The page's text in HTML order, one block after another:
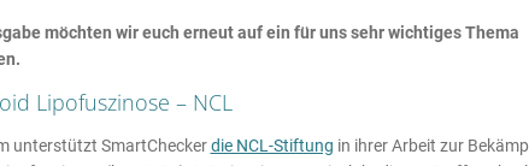
möchten wir euch erneut auf ein für uns sehr wichtiges Thema
Lipofuszinose – NCL
unterstützt SmartCheckerdie NCL-Stiftung in ihrer Arbeit zur